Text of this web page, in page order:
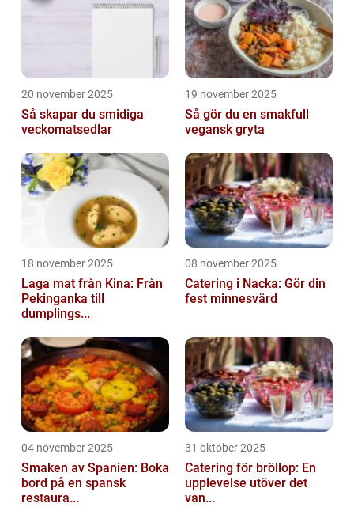
20 november 2025
Så skapar du smidiga
veckomatsedlar
19 november 2025
Så gör du en smakfull
vegansk gryta
18 november 2025
Laga mat från Kina: Från
Pekinganka till
dumplings...
08 november 2025
Catering i Nacka: Gör din
fest minnesvärd
04 november 2025
Smaken av Spanien: Boka
bord på en spansk
restaura...
31 oktober 2025
Catering för bröllop: En
upplevelse utöver det
van...